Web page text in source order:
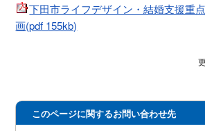
下田市ライフデザイン・結婚支援重
画(pdf 155kb)
このページに関するお問い合わせ先